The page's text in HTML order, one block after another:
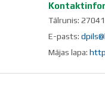
Tālrunis:
E-pasts:
Mājas lapa: